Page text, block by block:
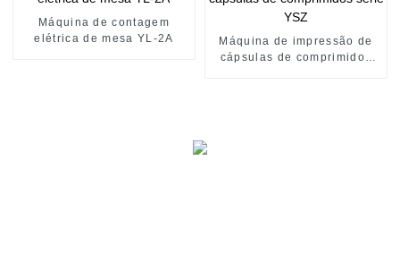
Máquina de contagem
elétrica de mesa YL-2A
Máquina de impressão de
cápsulas de comprimidos